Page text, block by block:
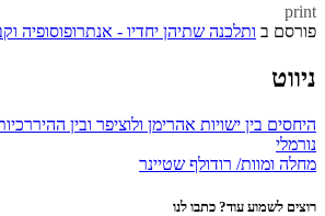
print
פורסם ב ותלכנה שתיהן יחדיו - אנתרופוסופיה
ניווט
היחסים בין ישויות אהרימן ולוציפר ובין
נורמלי
מחלה ומוות/ רודולף שטיינר
רוצים לשמוע עוד? כתבו לנו